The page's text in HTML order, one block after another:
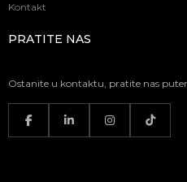
Kontakt
PRATITE NAS
Ostanite u kontaktu, pratite nas